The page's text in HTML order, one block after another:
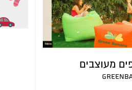
מעוצבים